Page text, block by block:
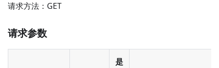
请求方法：GET
请求参数
是